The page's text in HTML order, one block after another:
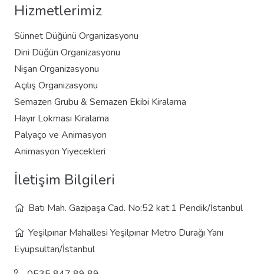
Hizmetlerimiz
Sünnet Düğünü Organizasyonu
Dini Düğün Organizasyonu
Nişan Organizasyonu
Açılış Organizasyonu
Semazen Grubu & Semazen Ekibi Kiralama
Hayır Lokması Kiralama
Palyaço ve Animasyon
Animasyon Yiyecekleri
İletişim Bilgileri
Batı Mah. Gazipaşa Cad. No:52 kat:1 Pendik/İstanbul
Yeşilpınar Mahallesi Yeşilpınar Metro Durağı Yanı
Eyüpsultan/İstanbul